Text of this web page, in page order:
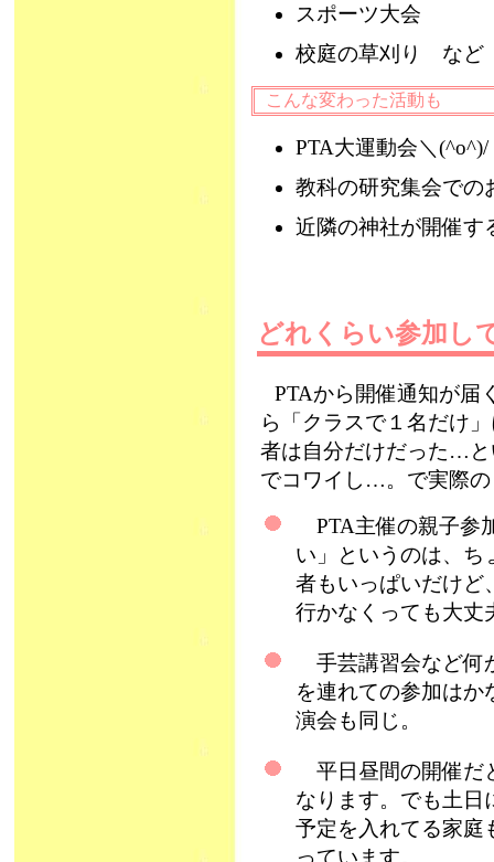
スポーツ大会
校庭の草刈り など
こんな変わった活動も
PTA大運動会＼(^o^)/
教科の研究集会での
近隣の神社が開催す
どれくらい参加
PTAから開催通知が届
ら「クラスで１名だけ
者は自分だけだった…と
でコワイし…。で実際
PTA主催の親子参
い」というのは、ち
者もいっぱいだけど
行かなくっても大丈
手芸講習会など何
を連れての参加はか
演会も同じ。
平日昼間の開催だ
なります。でも土日
予定を入れてる家庭
っています。